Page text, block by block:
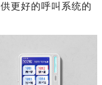
更好的呼叫系统的